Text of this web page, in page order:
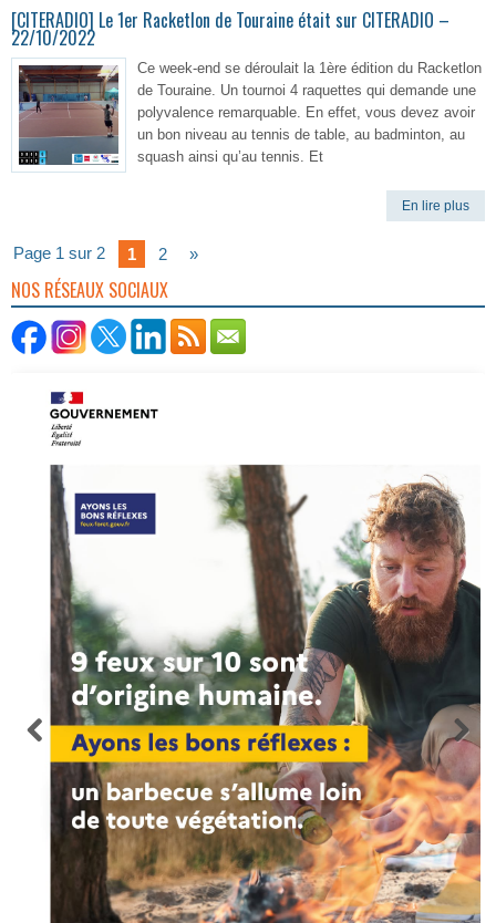
[CITERADIO] Le 1er Racketlon de Touraine était sur CITERADIO –
22/10/2022
Ce week-end se déroulait la 1ère édition du Racketlon
de Touraine. Un tournoi 4 raquettes qui demande une
polyvalence remarquable. En effet, vous devez avoir
un bon niveau au tennis de table, au badminton, au
squash ainsi qu’au tennis. Et
En lire plus
Page 1 sur 2 1 2 »
NOS RÉSEAUX SOCIAUX